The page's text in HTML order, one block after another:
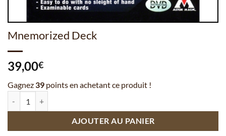
Mnemorized Deck
39,00€
Gagnez 39 points en achetant ce produit !
AJOUTER AU PANIER